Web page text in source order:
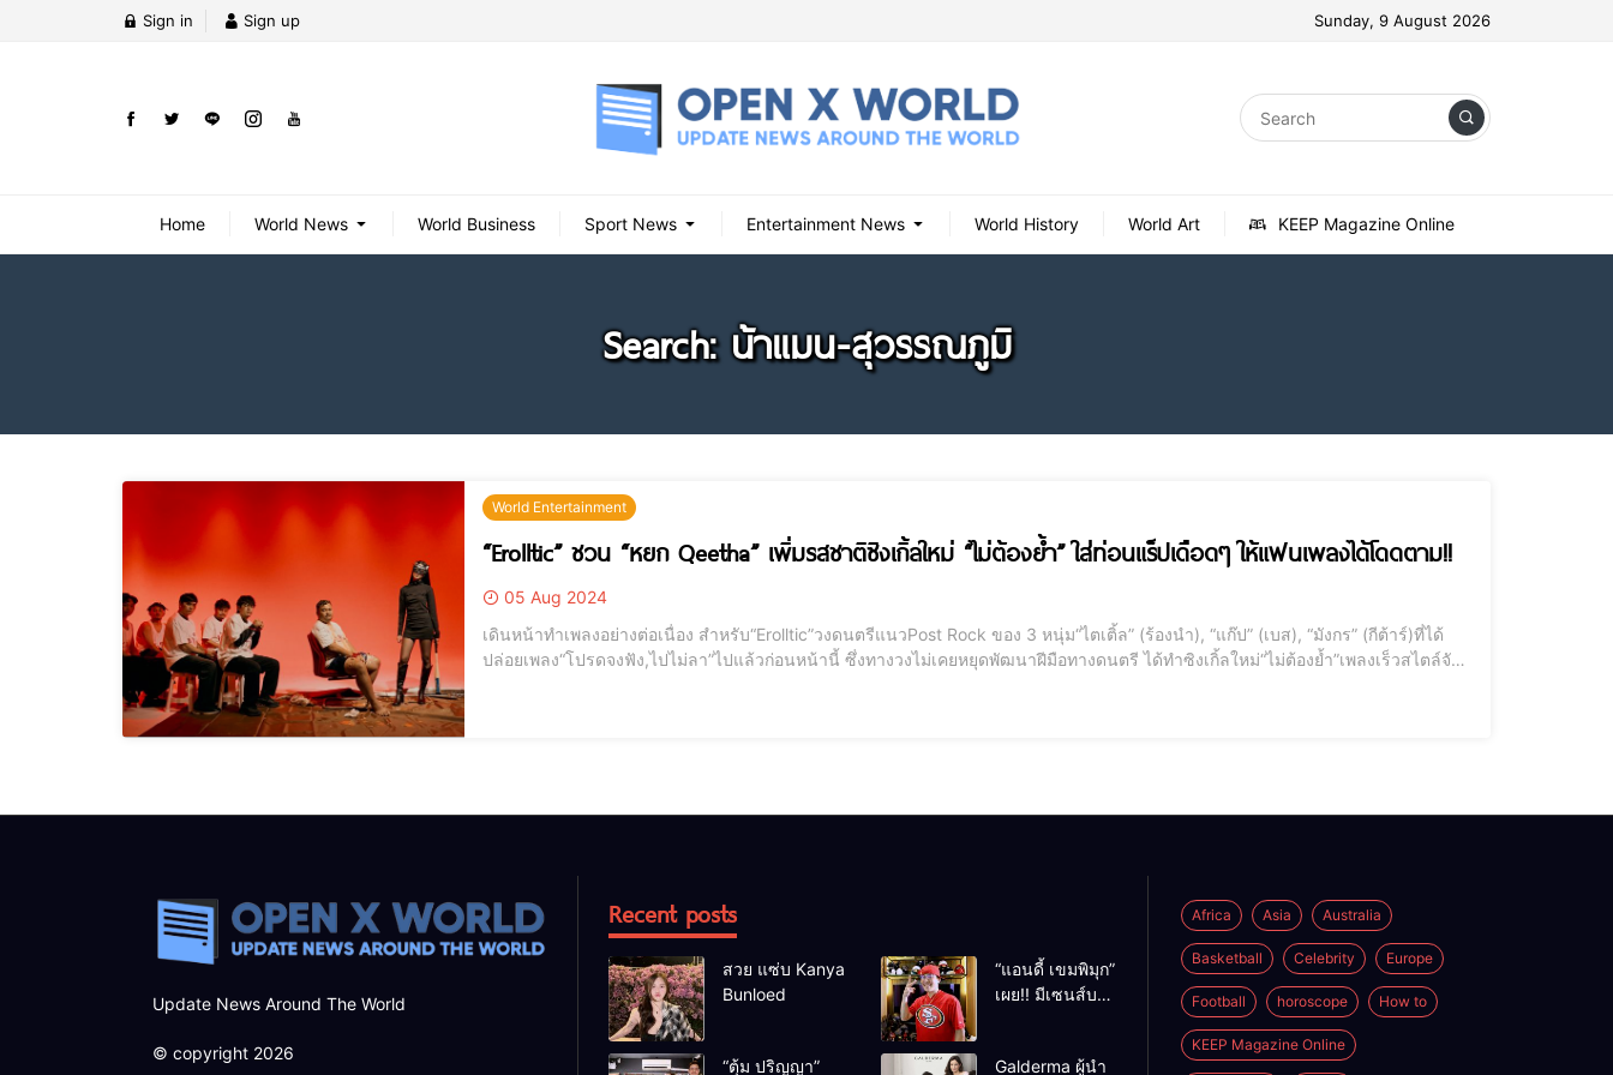
Sign in Sign up Sunday, 9 August 2026
Home World News World Business Sport News Entertainment News World History World Art KEEP Magazine Online
Search: น้าแมน-สุวรรณภูมิ
World Entertainment
“Erolltic” ชวน “หยก Qeetha” เพิ่มรสชาติซิงเกิ้ลใหม่ “ไม่ต้องย้ำ” ใส่ท่อนแร็ปเดือดๆ ให้แฟนเพลงได้โดดตาม!!
05 Aug 2024
เดินหน้าทำเพลงอย่างต่อเนื่อง สำหรับ“Erolltic”วงดนตรีแนวPost Rock ของ 3 หนุ่ม“ไตเติ้ล” (ร้องนำ), “แก๊ป” (เบส), “มังกร” (กีต้าร์)ที่ได้
ปล่อยเพลง“โปรดจงฟัง,ไปไม่ลา”ไปแล้วก่อนหน้านี้ ซึ่งทางวงไม่เคยหยุดพัฒนาฝีมือทางดนตรี ได้ทำซิงเกิ้ลใหม่“ไม่ต้องย้ำ”เพลงเร็วสไตล์จัด
Update News Around The World
© copyright 2026
Recent posts
สวย แซ่บ Kanya
Bunloed
“แอนดี้ เขมพิมุก”
เผย!! มีเซนส์บอก
“ตุ้ม ปริญญา”
Galderma ผู้นำ
Africa Asia Australia
Basketball Celebrity Europe
Football horoscope How to
KEEP Magazine Online